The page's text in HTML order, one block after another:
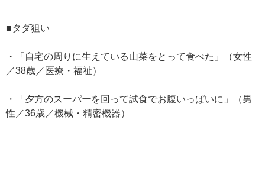
■タダ狙い
・「自宅の周りに生えている山菜をとって食べた」（女性
／38歳／医療・福祉）
・「夕方のスーパーを回って試食でお腹いっぱいに」（男
性／36歳／機械・精密機器）